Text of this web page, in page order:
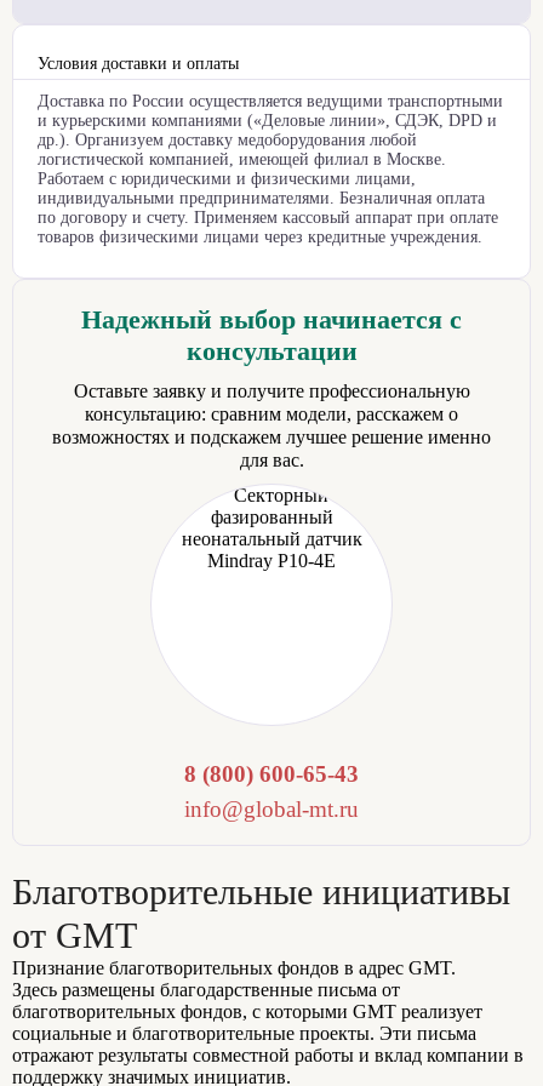
Условия доставки и оплаты
Доставка по России осуществляется ведущими транспортными
и курьерскими компаниями («Деловые линии», СДЭК, DPD и
др.). Организуем доставку медоборудования любой
логистической компанией, имеющей филиал в Москве.
Работаем с юридическими и физическими лицами,
индивидуальными предпринимателями. Безналичная оплата
по договору и счету. Применяем кассовый аппарат при оплате
товаров физическими лицами через кредитные учреждения.
Надежный выбор начинается с
консультации
Оставьте заявку и получите профессиональную
консультацию: сравним модели, расскажем о
возможностях и подскажем лучшее решение именно
для вас.
8 (800) 600-65-43
info@global-mt.ru
Благотворительные инициативы
от GMT
Признание благотворительных фондов в адрес GMT.
Здесь размещены благодарственные письма от
благотворительных фондов, с которыми GMT реализует
социальные и благотворительные проекты. Эти письма
отражают результаты совместной работы и вклад компании в
поддержку значимых инициатив.